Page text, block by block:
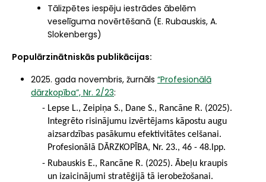
Tālizpētes iespēju iestrādes ābelēm
veselīguma novērtēšanā (E. Rubauskis, A.
Slokenbergs)
Populārzinātniskās publikācijas:
2025. gada novembris, žurnāls “Profesionālā
dārzkopība”, Nr. 2/23:
Lepse L., Zeipiņa S., Dane S., Rancāne R. (2025).
Integrēto risinājumu izvērtējams kāpostu augu
aizsardzības pasākumu efektivitātes celšanai.
Profesionālā DĀRZKOPĪBA, Nr. 23., 46 - 48.lpp.
Rubauskis E., Rancāne R. (2025). Ābeļu kraupis
un izaicinājumi stratēģijā tā ierobežošanai.